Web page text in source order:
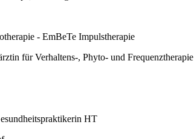
- EmBeTe Impulstherapie
für Verhaltens-, Phyto- und Frequenztherapie
HT